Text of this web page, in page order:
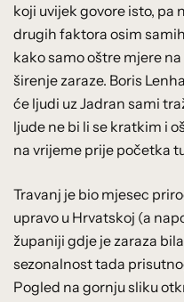
koji uvijek govore isto, pa
drugih faktora osim
kako samo oštre mjere
širenje zaraze. Boris
će ljudi uz Jadran sami
ljude ne bi li se kratkim i
na vrijeme prije početka
Travanj je bio mjesec
upravo u Hrvatskoj (a
županiji gdje je zaraza
sezonalnost tada
Pogled na gornju sliku